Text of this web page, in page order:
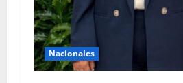
Nacionales